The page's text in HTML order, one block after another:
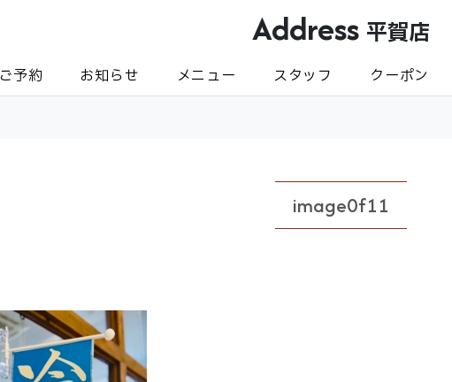
Address 平賀店
ご予約 お知らせ メニュー スタッフ クーポン
image0f11